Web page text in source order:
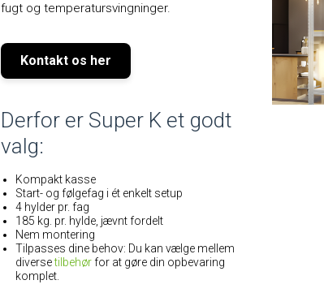
fugt og temperatursvingninger.
Kontakt os her
Derfor er Super K et godt
valg:
Kompakt kasse
Start- og følgefag i ét enkelt setup
4 hylder pr. fag
185 kg. pr. hylde, jævnt fordelt
Nem montering
Tilpasses dine behov: Du kan vælge mellem
diversetilbehørfor at gøre din opbevaring
komplet.